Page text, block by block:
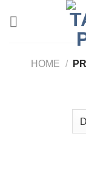
HOME /